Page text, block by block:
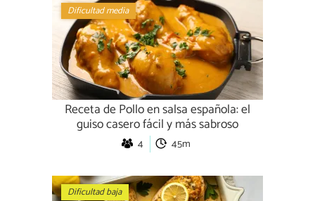
Dificultad media
Receta de Pollo en salsa española: el
guiso casero fácil y más sabroso
4 45m
Dificultad baja